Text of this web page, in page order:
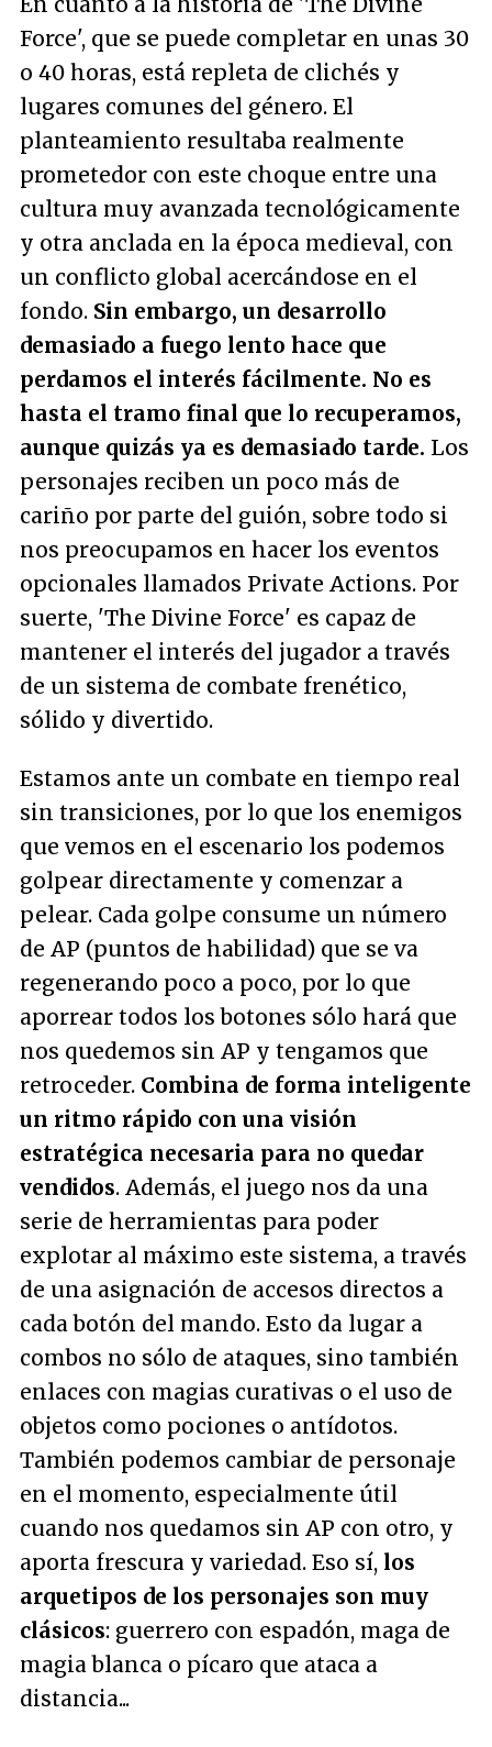
Force', que se puede completar en unas 30
o 40 horas, está repleta de clichés y
lugares comunes del género. El
planteamiento resultaba realmente
prometedor con este choque entre una
cultura muy avanzada tecnológicamente
y otra anclada en la época medieval, con
un conflicto global acercándose en el
fondo. Sin embargo, un desarrollo
demasiado a fuego lento hace que
perdamos el interés fácilmente. No es
hasta el tramo final que lo recuperamos,
aunque quizás ya es demasiado tarde. Los
personajes reciben un poco más de
cariño por parte del guión, sobre todo si
nos preocupamos en hacer los eventos
opcionales llamados Private Actions. Por
suerte, 'The Divine Force' es capaz de
mantener el interés del jugador a través
de un sistema de combate frenético,
sólido y divertido.
Estamos ante un combate en tiempo real
sin transiciones, por lo que los enemigos
que vemos en el escenario los podemos
golpear directamente y comenzar a
pelear. Cada golpe consume un número
de AP (puntos de habilidad) que se va
regenerando poco a poco, por lo que
aporrear todos los botones sólo hará que
nos quedemos sin AP y tengamos que
retroceder. Combina de forma inteligente
un ritmo rápido con una visión
estratégica necesaria para no quedar
vendidos. Además, el juego nos da una
serie de herramientas para poder
explotar al máximo este sistema, a través
de una asignación de accesos directos a
cada botón del mando. Esto da lugar a
combos no sólo de ataques, sino también
enlaces con magias curativas o el uso de
objetos como pociones o antídotos.
También podemos cambiar de personaje
en el momento, especialmente útil
cuando nos quedamos sin AP con otro, y
aporta frescura y variedad. Eso sí, los
arquetipos de los personajes son muy
clásicos: guerrero con espadón, maga de
magia blanca o pícaro que ataca a
distancia...